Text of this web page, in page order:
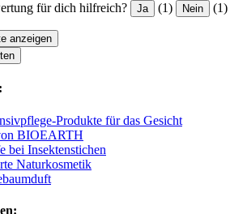
für dich hilfreich? Ja (1) Nein (1)
anzeigen
Produkte für das Gesicht
BIOEARTH
bei Insektenstichen
Naturkosmetik